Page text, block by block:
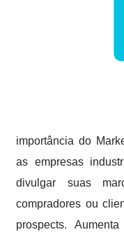
importância do
as empresas
divulgar suas
compradores ou
prospects.